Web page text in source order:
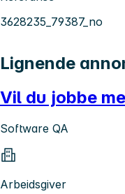
3628235_79387_no
Lignende
Vil du jobbe
Software QA
Arbeidsgiver